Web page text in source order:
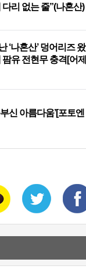
리 없는 줄”(나혼산)
‘나혼산’ 덩어리즈 왔
유 전현무 충격[어제
신 아름다움’[포토엔